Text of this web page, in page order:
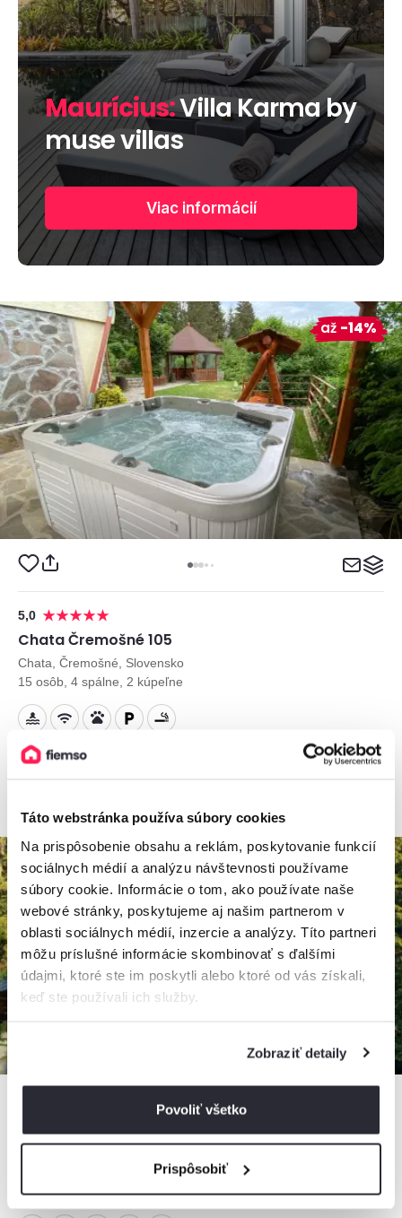
Táto webstránka používa súbory cookies
Na prispôsobenie obsahu a reklám, poskytovanie funkcií
sociálnych médií a analýzu návštevnosti používame
súbory cookie. Informácie o tom, ako používate naše
webové stránky, poskytujeme aj našim partnerom v
oblasti sociálnych médií, inzercie a analýzy. Títo partneri
môžu príslušné informácie skombinovať s ďalšími
údajmi, ktoré ste im poskytli alebo ktoré od vás získali,
keď ste používali ich služby.
Zobraziť detaily
Povoliť všetko
Prispôsobiť
Maurícius:Villa Karma by
muse villas
Viac informácií
5,0
Chata Čremošné 105
Chata, Čremošné, Slovensko
15 osôb, 4 spálne, 2 kúpeľne
200€
až -14%
MONTANA RESIDENCE - Chata Malá Lučivná
Chata, Párnica, Slovensko
12 osôb, 4 spálne, 2 kúpeľne